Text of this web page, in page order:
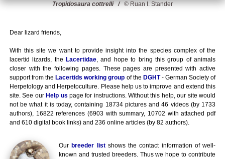
Tropidosaura cottrelli /© Ruan I. Stander
Dear lizard friends,
With this site we want to provide insight into the species complex of the
lacertid lizards, the Lacertidae, and hope to bring this group of animals
closer with the following pages. These pages are presented with active
support from the Lacertids working group of the DGHT- German Society of
Herpetology and Herpetoculture. Please help us to improve and extend this
site. See our Help us page for instructions. Without this help, our site would
not be what it is today, containing 18734 pictures and 46 videos (by 1733
authors), 16822 references (6903 with summary, 10702 with attached pdf
and 610 digital book links) and 236 online articles (by 82 authors).
Our breeder listshows the contact information of well-
known and trusted breeders. Thus we hope to contribute